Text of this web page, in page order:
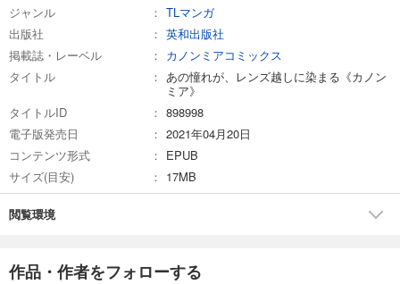
ジャンル
TLマンガ
出版社
英和出版社
掲載誌・レーベル
カノンミアコミックス
タイトル
あの憧れが、レンズ越しに染まる《カノン
ミア》
タイトルID
898998
電子版発売日
2021年04月20日
コンテンツ形式
EPUB
サイズ(目安)
17MB
閲覧環境
作品・作者をフォローする